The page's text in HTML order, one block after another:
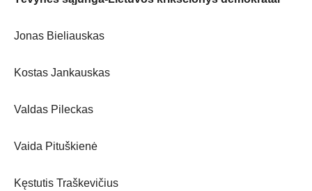
Jonas Bieliauskas
Kostas Jankauskas
Valdas Pileckas
Vaida Pituškienė
Kęstutis Traškevičius